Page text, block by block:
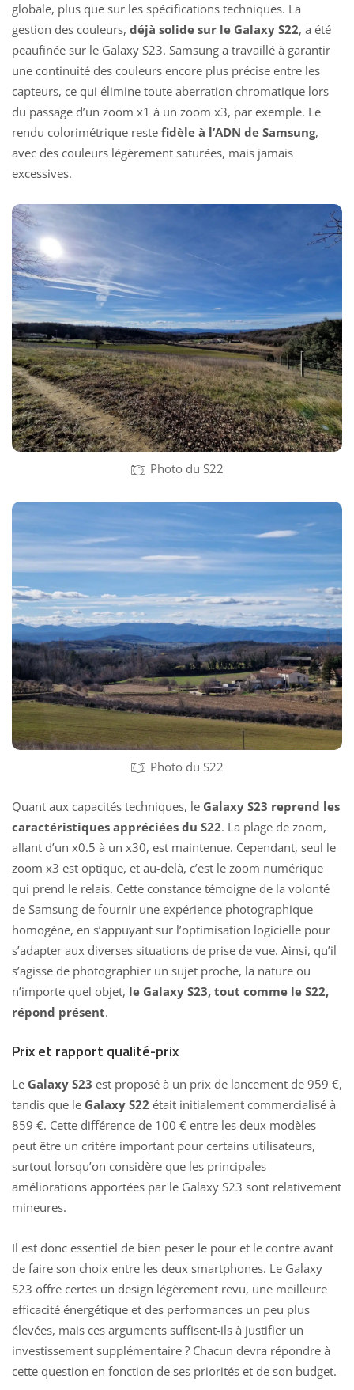
globale, plus que sur les spécifications techniques. La
gestion des couleurs, déjà solide sur le Galaxy S22, a été
peaufinée sur le Galaxy S23. Samsung a travaillé à garantir
une continuité des couleurs encore plus précise entre les
capteurs, ce qui élimine toute aberration chromatique lors
du passage d’un zoom x1 à un zoom x3, par exemple. Le
rendu colorimétrique reste fidèle à l’ADN de Samsung,
avec des couleurs légèrement saturées, mais jamais
excessives.
Photo du S22
Photo du S22
Quant aux capacités techniques, le Galaxy S23 reprend les
caractéristiques appréciées du S22. La plage de zoom,
allant d’un x0.5 à un x30, est maintenue. Cependant, seul le
zoom x3 est optique, et au-delà, c’est le zoom numérique
qui prend le relais. Cette constance témoigne de la volonté
de Samsung de fournir une expérience photographique
homogène, en s’appuyant sur l’optimisation logicielle pour
s’adapter aux diverses situations de prise de vue. Ainsi, qu’il
s’agisse de photographier un sujet proche, la nature ou
n’importe quel objet, le Galaxy S23, tout comme le S22,
répond présent.
Prix et rapport qualité-prix
Le Galaxy S23 est proposé à un prix de lancement de 959 €,
tandis que le Galaxy S22 était initialement commercialisé à
859 €. Cette différence de 100 € entre les deux modèles
peut être un critère important pour certains utilisateurs,
surtout lorsqu’on considère que les principales
améliorations apportées par le Galaxy S23 sont relativement
mineures.
Il est donc essentiel de bien peser le pour et le contre avant
de faire son choix entre les deux smartphones. Le Galaxy
S23 offre certes un design légèrement revu, une meilleure
efficacité énergétique et des performances un peu plus
élevées, mais ces arguments suffisent-ils à justifier un
investissement supplémentaire ? Chacun devra répondre à
cette question en fonction de ses priorités et de son budget.